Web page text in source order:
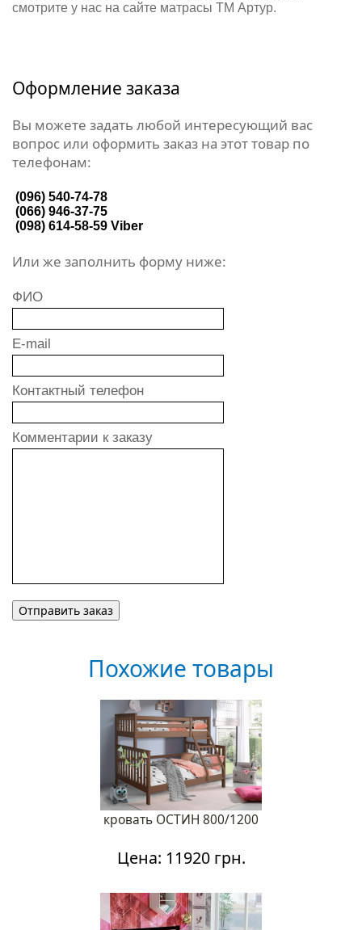
смотрите у нас на сайте матрасы ТМ Артур.
Оформление заказа
Вы можете задать любой интересующий вас
вопрос или оформить заказ на этот товар по
телефонам:
(096) 540-74-78
(066) 946-37-75
(098) 614-58-59 Viber
Или же заполнить форму ниже:
ФИО
E-mail
Контактный телефон
Комментарии к заказу
Похожие товары
кровать ОСТИН 800/1200
Цена: 11920 грн.